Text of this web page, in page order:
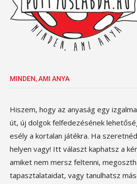
MINDEN, AMI ANYA
Hiszem, hogy az anyaság egy
út, új dolgok felfedezésének
esély a kortalan játékra. Ha
helyen vagy! Itt választ kaphatsz a
amiket nem mersz feltenni,
tapasztalataidat, vagy tanulhatsz